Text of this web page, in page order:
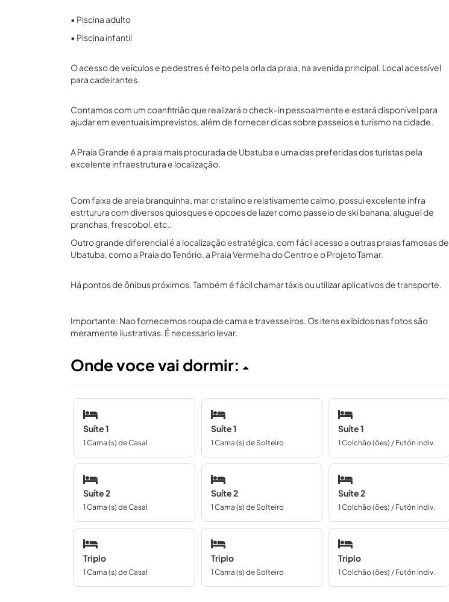
• Piscina adulto
• Piscina infantil
O acesso de veículos e pedestres é feito pela orla da praia, na avenida principal. Local acessível
para cadeirantes.
Contamos com um coanfitrião que realizará o check-in pessoalmente e estará disponível para
ajudar em eventuais imprevistos, além de fornecer dicas sobre passeios e turismo na cidade.
A Praia Grande é a praia mais procurada de Ubatuba e uma das preferidas dos turistas pela
excelente infraestrutura e localização.
Com faixa de areia branquinha, mar cristalino e relativamente calmo, possui excelente infra
estrturura com diversos quiosques e opcoes de lazer como passeio de ski banana, aluguel de
pranchas, frescobol, etc..
Outro grande diferencial é a localização estratégica, com fácil acesso a outras praias famosas de
Ubatuba, como a Praia do Tenório, a Praia Vermelha do Centro e o Projeto Tamar.
Há pontos de ônibus próximos. Também é fácil chamar táxis ou utilizar aplicativos de transporte.
Importante: Nao fornecemos roupa de cama e travesseiros. Os itens exibidos nas fotos são
meramente ilustrativas. É necessario levar.
Onde voce vai dormir:
Suíte 1
1 Cama (s) de Casal
Suíte 1
1 Cama (s) de Solteiro
Suíte 1
1 Colchão (ões) / Futón indiv.
Suíte 2
1 Cama (s) de Casal
Suíte 2
1 Cama (s) de Solteiro
Suíte 2
1 Colchão (ões) / Futón indiv.
Triplo
1 Cama (s) de Casal
Triplo
1 Cama (s) de Solteiro
Triplo
1 Colchão (ões) / Futón indiv.